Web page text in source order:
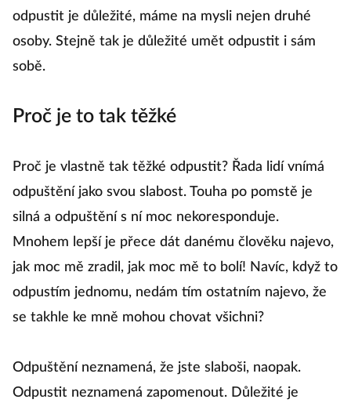
odpustit je důležité, máme na mysli nejen druhé
osoby. Stejně tak je důležité umět odpustit i sám
sobě.
Proč je to tak těžké
Proč je vlastně tak těžké odpustit? Řada lidí vnímá
odpuštění jako svou slabost. Touha po pomstě je
silná a odpuštění s ní moc nekoresponduje.
Mnohem lepší je přece dát danému člověku najevo,
jak moc mě zradil, jak moc mě to bolí! Navíc, když to
odpustím jednomu, nedám tím ostatním najevo, že
se takhle ke mně mohou chovat všichni?
Odpuštění neznamená, že jste slaboši, naopak.
Odpustit neznamená zapomenout. Důležité je